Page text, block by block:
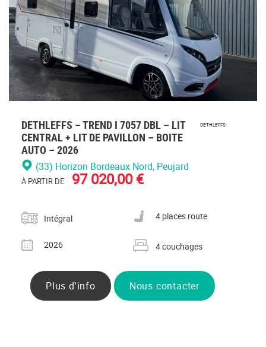
DETHLEFFS – TREND I 7057 DBL – LIT
CENTRAL + LIT DE PAVILLON – BOITE
AUTO – 2026
DETHLEFFS
(33) Horizon Bordeaux Nord, Peujard
À PARTIR DE 97 020,00 €
Catégorie
Intégral
Nombre de places carte grise
4 places route
Année
2026
Nombre de couchages
4 couchages
Plus d'info Nous contacter